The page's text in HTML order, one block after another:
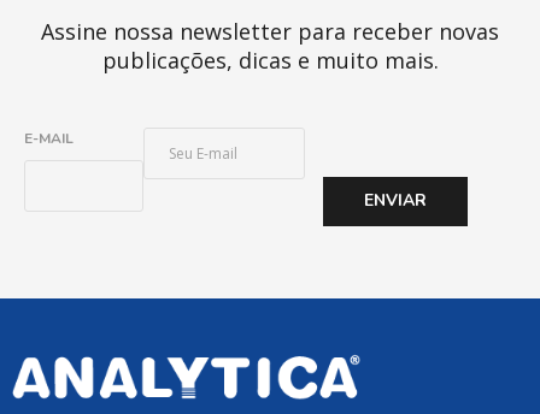
Assine nossa newsletter para receber novas
publicações, dicas e muito mais.
E-MAIL
ENVIAR